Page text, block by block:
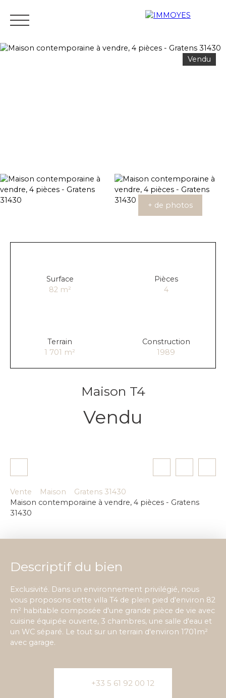
Vendu
+ de photos
Surface
82 m²
Pièces
4
Terrain
1 701 m²
Construction
1989
Maison T4
Vendu
Vente Maison
Gratens 31430
Maison contemporaine à vendre, 4 pièces - Gratens
31430
Descriptif du bien
Exclusivité. Dans un environnement privilégié, nous
vous proposons cette villa T4 de plein pied d'environ 82
m² habitable composée d'une grande pièce de vie avec
cuisine équipée ouverte, 3 chambres, une salle d'eau et
un WC séparé. Le tout sur un terrain d'environ 1701m²
avec garage.
+33 5 61 92 00 12